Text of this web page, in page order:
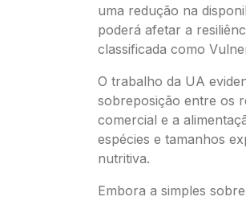
uma redução na
poderá afetar a
classificada como
O trabalho da UA
sobreposição entre os
comercial e a
espécies e tamanhos
nutritiva.
Embora a simples